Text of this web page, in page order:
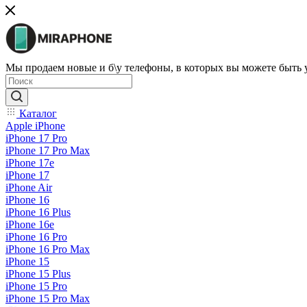
Мы продаем новые и б\у телефоны, в которых вы можете быть
Каталог
Apple iPhone
iPhone 17 Pro
iPhone 17 Pro Max
iPhone 17e
iPhone 17
iPhone Air
iPhone 16
iPhone 16 Plus
iPhone 16e
iPhone 16 Pro
iPhone 16 Pro Max
iPhone 15
iPhone 15 Plus
iPhone 15 Pro
iPhone 15 Pro Max